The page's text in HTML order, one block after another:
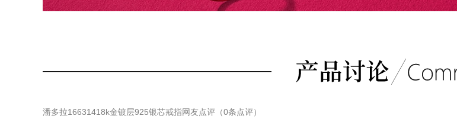
潘多拉16631418k金镀层925银芯戒指网友点评（0条点评）